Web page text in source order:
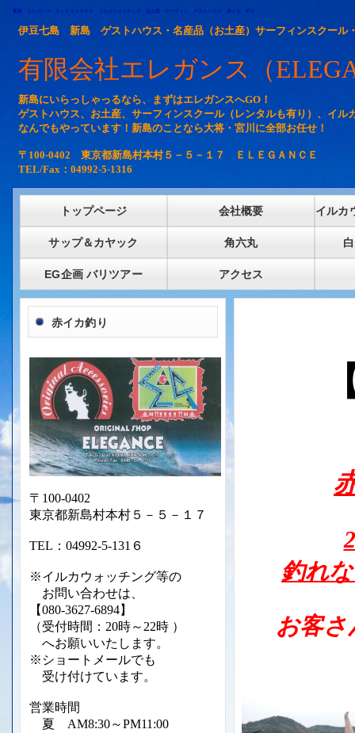
新島 エレガンス ＥＬＥＧＡＮＣＥ イルカウォッチング お土産 サーフィン ゲストハウス 赤イカ 釣り
伊豆七島 新島 ゲストハウス・名産品（お土産）サーフィンスクール
有限会社エレガンス（
新島にいらっしゃっるなら、まずはエレガンスへGO！
ゲストハウス、お土産、サーフィンスクール（レンタルも有り）、イル
なんでもやっています！新島のことなら大将・宮川に全部お任せ！
〒100-0402 東京都新島村本村５－５－１７ ＥＬＥＧＡＮＣＥ
TEL/Fax：04992-5-1316
トップページ 会社概要 イルカ
サップ＆カヤック 角六丸
EG企画 バリツアー アクセス
釣れ
お客さ
赤イカ釣り
〒100-0402
東京都新島村本村５－５－１７
TEL：04992-5-131６
※イルカウォッチング等の
お問い合わせは、
【080-3627-6894】
（受付時間：20時～22時 ）
へお願いいたします。
※ショートメールでも
受け付けています。
営業時間
夏 AM8:30～PM11:00